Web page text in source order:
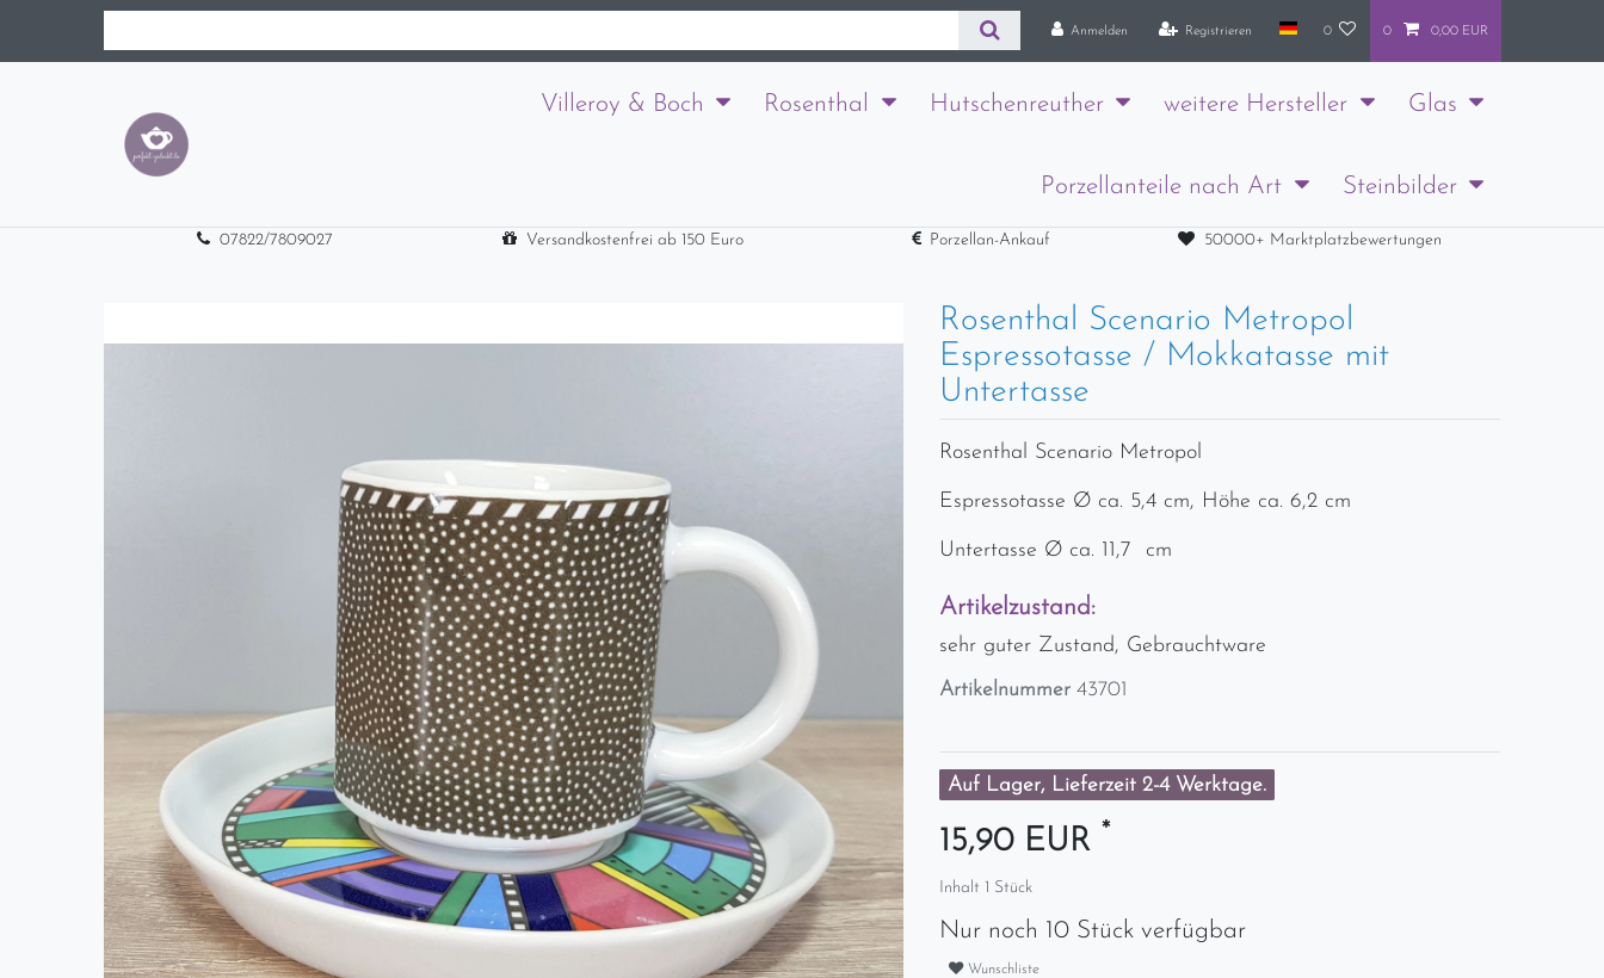
Anmelden Registrieren 0 0 0,00 EUR
Villeroy & Boch Rosenthal Hutschenreuther weitere Hersteller Glas
Porzellanteile nach Art Steinbilder
07822/7809027 Versandkostenfrei ab 150 Euro Porzellan-Ankauf 50000+ Marktplatzbewertungen
Rosenthal Scenario Metropol
Espressotasse / Mokkatasse mit
Untertasse
Rosenthal Scenario Metropol
Espressotasse Ø ca. 5,4 cm, Höhe ca. 6,2 cm
Untertasse Ø ca. 11,7 cm
Artikelzustand:
sehr guter Zustand, Gebrauchtware
Artikelnummer 43701
Auf Lager, Lieferzeit 2-4 Werktage.
15,90 EUR *
Inhalt 1 Stück
Nur noch 10 Stück verfügbar
Wunschliste